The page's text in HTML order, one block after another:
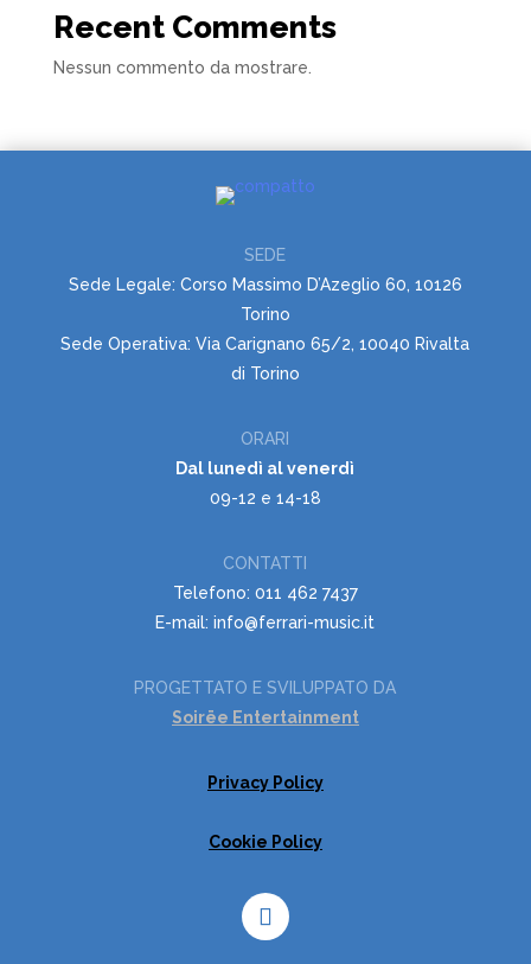
Recent Comments
Nessun commento da mostrare.
SEDE
Sede Legale: Corso Massimo D’Azeglio 60, 10126
Torino
Sede Operativa: Via Carignano 65/2, 10040 Rivalta
di Torino
ORARI
Dal lunedì al venerdì
09-12 e 14-18
CONTATTI
Telefono: 011 462 7437
E-mail: info@ferrari-music.it
PROGETTATO E SVILUPPATO DA
Soirëe Entertainment
Privacy Policy
Cookie Policy